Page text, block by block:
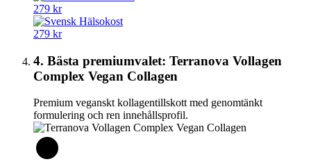
279 kr
279 kr
4. Bästa premiumvalet: Terranova Vollagen
Complex Vegan Collagen
Premium veganskt kollagentillskott med genomtänkt
formulering och ren innehållsprofil.